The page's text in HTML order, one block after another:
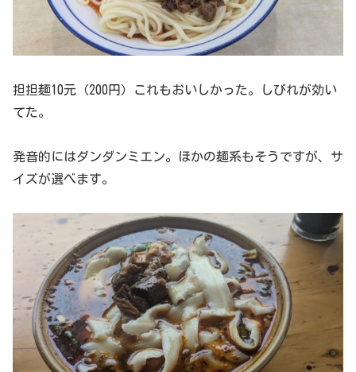
担担麺10元（200円）これもおいしかった。しびれが効い
てた。
発音的にはダンダンミエン。ほかの麺系もそうですが、サ
イズが選べます。